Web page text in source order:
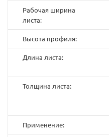
Рабочая ширина
листа:
Высота профиля:
Длина листа:
Толщина листа:
Применение: